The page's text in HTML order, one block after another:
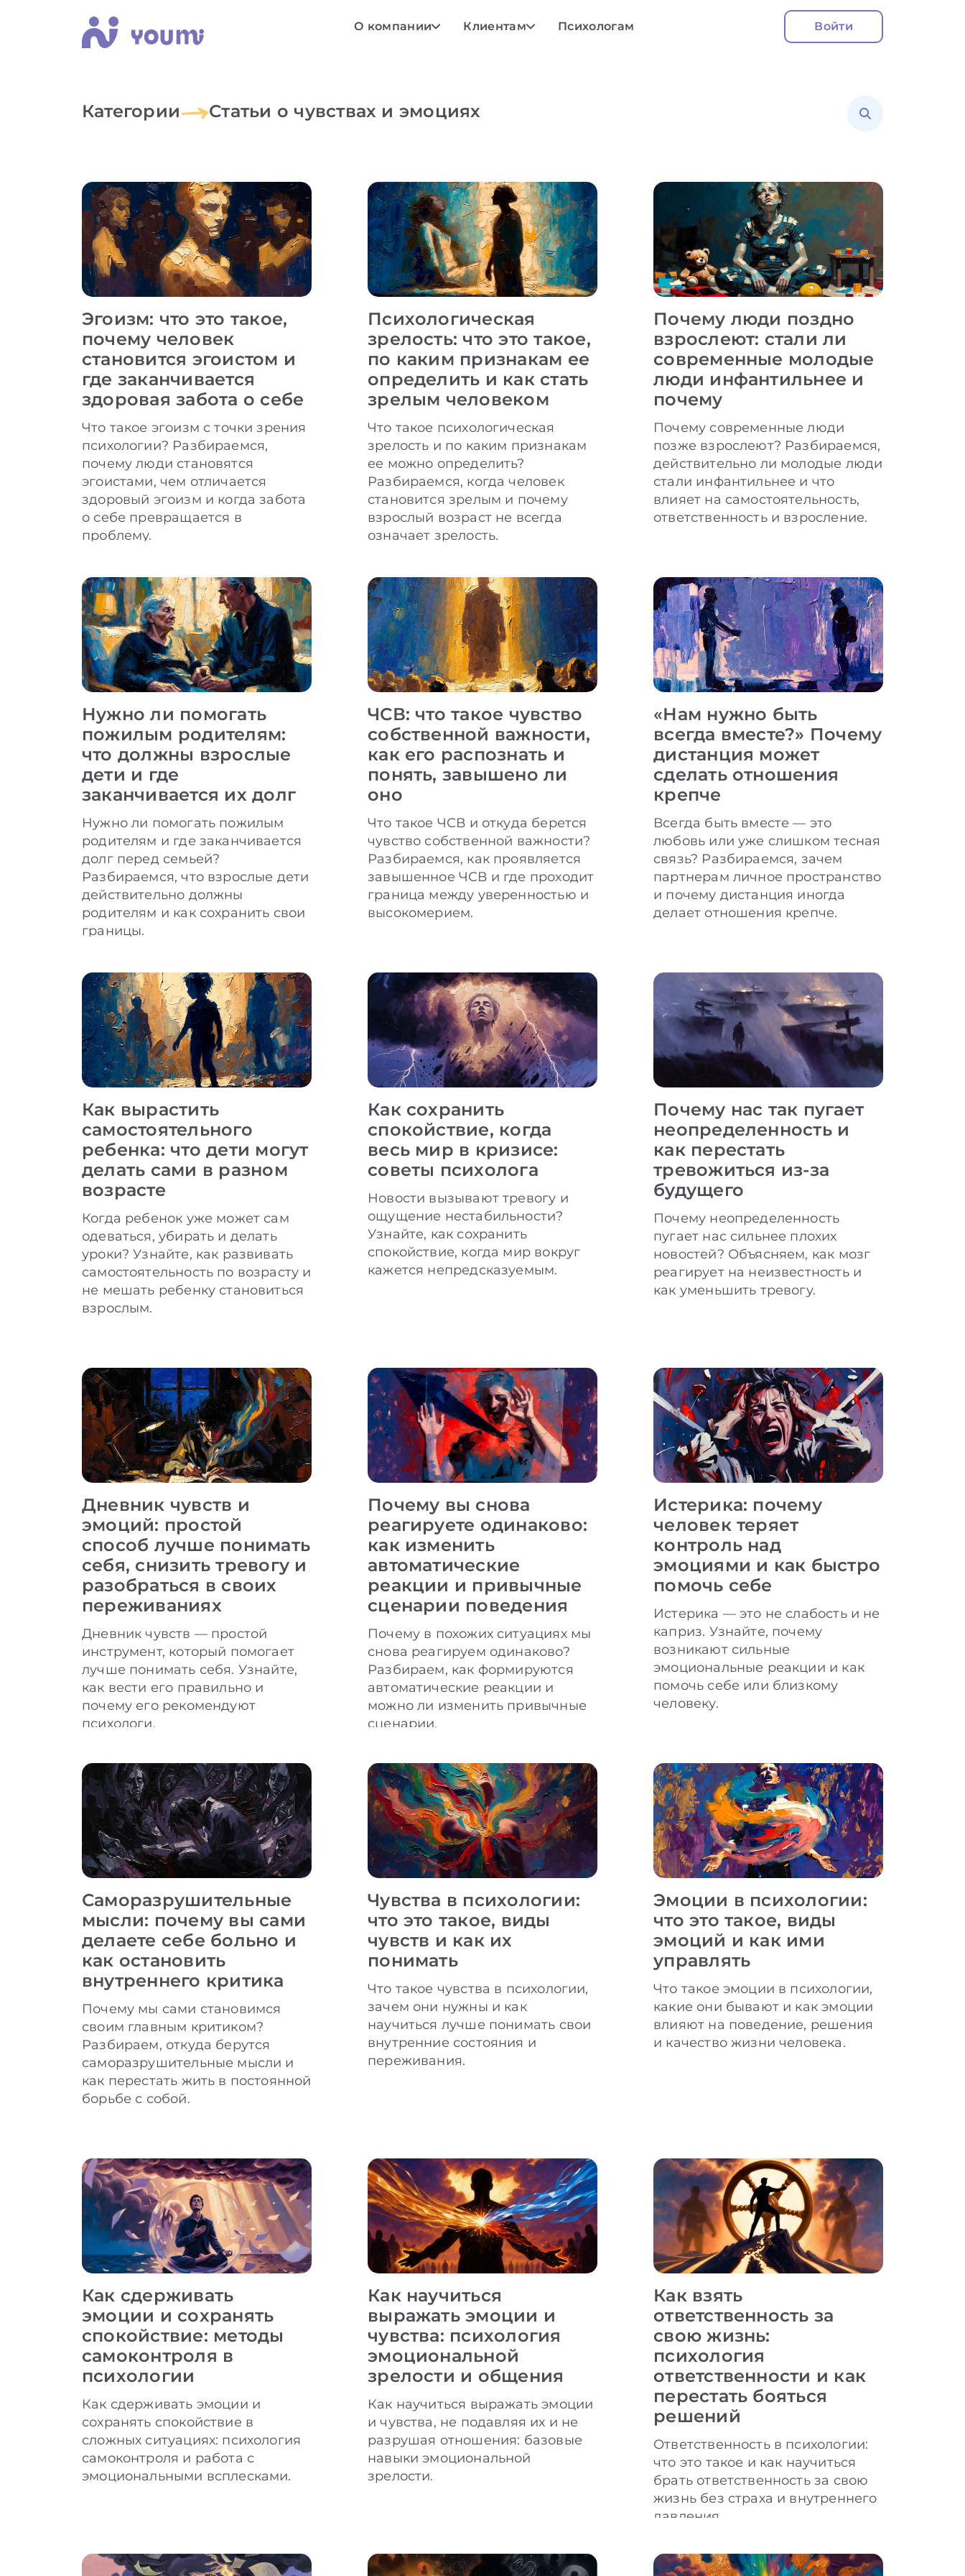
О компании Клиентам Психологам Войти
Категории Статьи о чувствах и эмоциях
Эгоизм: что это такое,
почему человек
становится эгоистом и
где заканчивается
здоровая забота о себе
Что такое эгоизм с точки зрения
психологии? Разбираемся,
почему люди становятся
эгоистами, чем отличается
здоровый эгоизм и когда забота
о себе превращается в
проблему.
Психологическая
зрелость: что это такое,
по каким признакам ее
определить и как стать
зрелым человеком
Что такое психологическая
зрелость и по каким признакам
ее можно определить?
Разбираемся, когда человек
становится зрелым и почему
взрослый возраст не всегда
означает зрелость.
Почему люди поздно
взрослеют: стали ли
современные молодые
люди инфантильнее и
почему
Почему современные люди
позже взрослеют? Разбираемся,
действительно ли молодые люди
стали инфантильнее и что
влияет на самостоятельность,
ответственность и взросление.
Нужно ли помогать
пожилым родителям:
что должны взрослые
дети и где
заканчивается их долг
Нужно ли помогать пожилым
родителям и где заканчивается
долг перед семьей?
Разбираемся, что взрослые дети
действительно должны
родителям и как сохранить свои
границы.
ЧСВ: что такое чувство
собственной важности,
как его распознать и
понять, завышено ли
оно
Что такое ЧСВ и откуда берется
чувство собственной важности?
Разбираемся, как проявляется
завышенное ЧСВ и где проходит
граница между уверенностью и
высокомерием.
«Нам нужно быть
всегда вместе?» Почему
дистанция может
сделать отношения
крепче
Всегда быть вместе — это
любовь или уже слишком тесная
связь? Разбираемся, зачем
партнерам личное пространство
и почему дистанция иногда
делает отношения крепче.
Как вырастить
самостоятельного
ребенка: что дети могут
делать сами в разном
возрасте
Когда ребенок уже может сам
одеваться, убирать и делать
уроки? Узнайте, как развивать
самостоятельность по возрасту и
не мешать ребенку становиться
взрослым.
Как сохранить
спокойствие, когда
весь мир в кризисе:
советы психолога
Новости вызывают тревогу и
ощущение нестабильности?
Узнайте, как сохранить
спокойствие, когда мир вокруг
кажется непредсказуемым.
Почему нас так пугает
неопределенность и
как перестать
тревожиться из-за
будущего
Почему неопределенность
пугает нас сильнее плохих
новостей? Объясняем, как мозг
реагирует на неизвестность и
как уменьшить тревогу.
Дневник чувств и
эмоций: простой
способ лучше понимать
себя, снизить тревогу и
разобраться в своих
переживаниях
Дневник чувств — простой
инструмент, который помогает
лучше понимать себя. Узнайте,
как вести его правильно и
почему его рекомендуют
психологи.
Почему вы снова
реагируете одинаково:
как изменить
автоматические
реакции и привычные
сценарии поведения
Почему в похожих ситуациях мы
снова реагируем одинаково?
Разбираем, как формируются
автоматические реакции и
можно ли изменить привычные
сценарии.
Истерика: почему
человек теряет
контроль над
эмоциями и как быстро
помочь себе
Истерика — это не слабость и не
каприз. Узнайте, почему
возникают сильные
эмоциональные реакции и как
помочь себе или близкому
человеку.
Саморазрушительные
мысли: почему вы сами
делаете себе больно и
как остановить
внутреннего критика
Почему мы сами становимся
своим главным критиком?
Разбираем, откуда берутся
саморазрушительные мысли и
как перестать жить в постоянной
борьбе с собой.
Чувства в психологии:
что это такое, виды
чувств и как их
понимать
Что такое чувства в психологии,
зачем они нужны и как
научиться лучше понимать свои
внутренние состояния и
переживания.
Эмоции в психологии:
что это такое, виды
эмоций и как ими
управлять
Что такое эмоции в психологии,
какие они бывают и как эмоции
влияют на поведение, решения
и качество жизни человека.
Как сдерживать
эмоции и сохранять
спокойствие: методы
самоконтроля в
психологии
Как сдерживать эмоции и
сохранять спокойствие в
сложных ситуациях: психология
самоконтроля и работа с
эмоциональными всплесками.
Как научиться
выражать эмоции и
чувства: психология
эмоциональной
зрелости и общения
Как научиться выражать эмоции
и чувства, не подавляя их и не
разрушая отношения: базовые
навыки эмоциональной
зрелости.
Как взять
ответственность за
свою жизнь:
психология
ответственности и как
перестать бояться
решений
Ответственность в психологии:
что это такое и как научиться
брать ответственность за свою
жизнь без страха и внутреннего
давления.